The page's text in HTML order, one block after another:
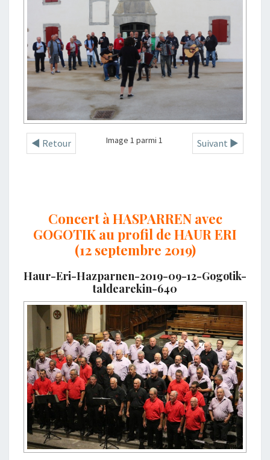
◄ Retour Suivant ►
Image 1 parmi 1
Concert à HASPARREN avec
GOGOTIK au profil de HAUR ERI
(12 septembre 2019)
Haur-Eri-Hazparnen-2019-09-12-Gogotik-
taldearekin-640